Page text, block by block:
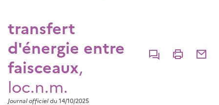
transfert
d'énergie entre
faisceaux,
loc.n.m.
CommenterImprimer
Journal officieldu 14/10/2025